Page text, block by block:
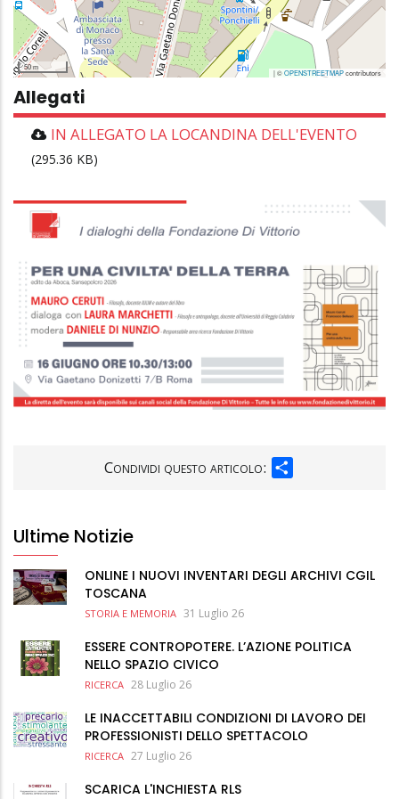
50 m
| ©OPENSTREETMAPcontributors
Allegati
IN ALLEGATO LA LOCANDINA DELL'EVENTO
(295.36 KB)
Condividi questo articolo:
Ultime Notizie
ONLINE I NUOVI INVENTARI DEGLI ARCHIVI CGIL
TOSCANA
STORIA E MEMORIA 31 Luglio 26
ESSERE CONTROPOTERE. L’AZIONE POLITICA
NELLO SPAZIO CIVICO
RICERCA 28 Luglio 26
LE INACCETTABILI CONDIZIONI DI LAVORO DEI
PROFESSIONISTI DELLO SPETTACOLO
RICERCA 27 Luglio 26
SCARICA L'INCHIESTA RLS